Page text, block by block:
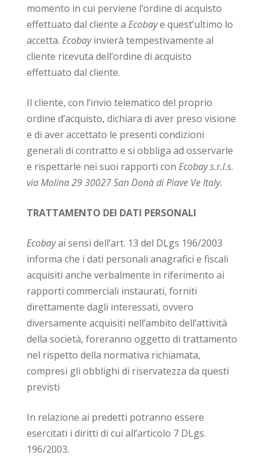
momento in cui perviene l’ordine di acquisto
effettuato dal cliente a Ecobaye quest’ultimo lo
accetta. Ecobayinvierà tempestivamente al
cliente ricevuta dell’ordine di acquisto
effettuato dal cliente.
Il cliente, con l’invio telematico del proprio
ordine d’acquisto, dichiara di aver preso visione
e di aver accettato le presenti condizioni
generali di contratto e si obbliga ad osservarle
e rispettarle nei suoi rapporti con Ecobay s.r.l.s.
via Molina 29 30027 San Donà di Piave Ve Italy.
TRATTAMENTO DEI DATI PERSONALI
Ecobayai sensi dell’art. 13 del DLgs 196/2003
informa che i dati personali anagrafici e fiscali
acquisiti anche verbalmente in riferimento ai
rapporti commerciali instaurati, forniti
direttamente dagli interessati, ovvero
diversamente acquisiti nell’ambito dell’attività
della società, foreranno oggetto di trattamento
nel rispetto della normativa richiamata,
compresi gli obblighi di riservatezza da questi
previsti
In relazione ai predetti potranno essere
esercitati i diritti di cui all’articolo 7 DLgs.
196/2003.